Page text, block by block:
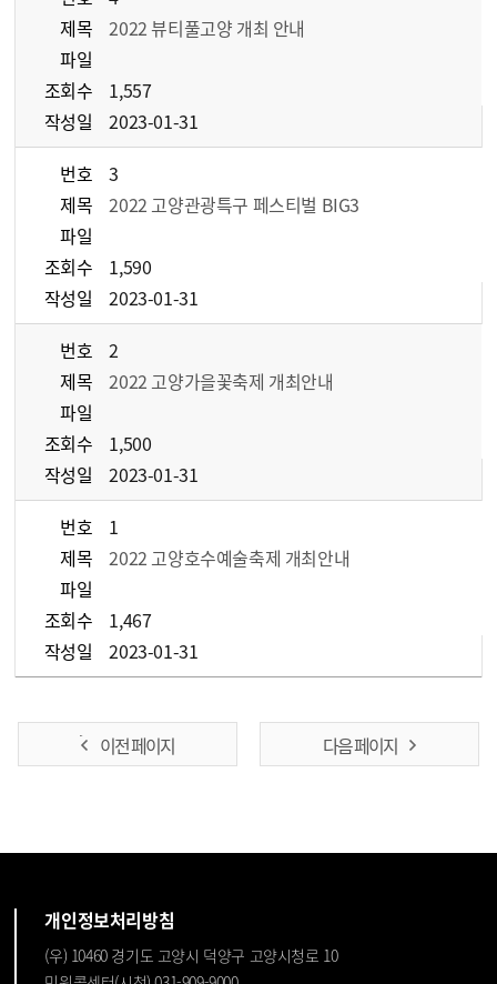
제목
2022 뷰티풀고양 개최 안내
파일
조회수
1,557
작성일
2023-01-31
번호
3
제목
2022 고양관광특구 페스티벌 BIG3
파일
조회수
1,590
작성일
2023-01-31
번호
2
제목
2022 고양가을꽃축제 개최안내
파일
조회수
1,500
작성일
2023-01-31
번호
1
제목
2022 고양호수예술축제 개최안내
파일
조회수
1,467
작성일
2023-01-31
이전 페이지 다음 페이지
개인정보처리방침
(우) 10460 경기도 고양시 덕양구 고양시청로 10